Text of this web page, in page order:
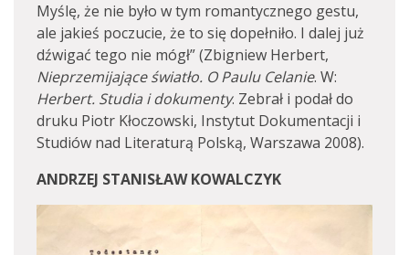
Myślę, że nie było w tym romantycznego gestu,
ale jakieś poczucie, że to się dopełniło. I dalej już
dźwigać tego nie mógł” (Zbigniew Herbert,
Nieprzemijające światło. O Paulu Celanie. W:
Herbert. Studia i dokumenty. Zebrał i podał do
druku Piotr Kłoczowski, Instytut Dokumentacji i
Studiów nad Literaturą Polską, Warszawa 2008).
ANDRZEJ STANISŁAW KOWALCZYK